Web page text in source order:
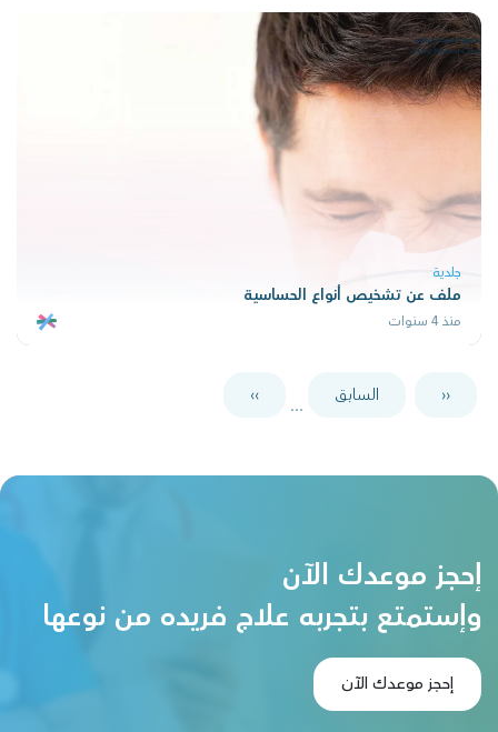
جلدية
ملف عن تشخيص أنواع الحساسية
منذ 4 سنوات
‹‹ السابق ...
››
إحجز موعدك الآن
وإستمتع بتجربه علاج فريده من نوعها
إحجز موعدك الآن